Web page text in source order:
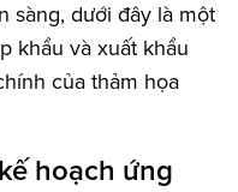
sàng, dưới đây là một
khẩu và xuất khẩu
của thảm họa
hoạch ứng